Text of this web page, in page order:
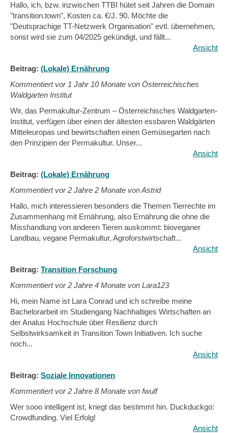
Hallo, ich, bzw. inzwischen TTBI hütet seit Jahren die Domain
"transition.town", Kosten ca. €/J. 90. Möchte die
"Deutsprachige TT-Netzwerk Organisation" evtl. übernehmen,
sonst wird sie zum 04/2025 gekündigt, und fällt...
Ansicht
Beitrag: (Lokale) Ernährung
Kommentiert vor 1 Jahr 10 Monate von Österreichisches
Waldgarten Institut
Wir, das Permakultur-Zentrum – Österreichisches Waldgarten-
Institut, verfügen über einen der ältesten essbaren Waldgärten
Mitteleuropas und bewirtschaften einen Gemüsegarten nach
den Prinzipien der Permakultur. Unser...
Ansicht
Beitrag: (Lokale) Ernährung
Kommentiert vor2 Jahre 2 Monate von Astrid
Hallo, mich interessieren besonders die Themen Tierrechte im
Zusammenhang mit Ernährung, also Ernährung die ohne die
Misshandlung von anderen Tieren auskommt: bioveganer
Landbau, vegane Permakultur, Agroforstwirtschaft...
Ansicht
Beitrag: Transition Forschung
Kommentiert vor2 Jahre 4 Monate von Lara123
Hi, mein Name ist Lara Conrad und ich schreibe meine
Bachelorarbeit im Studiengang Nachhaltiges Wirtschaften an
der Analus Hochschule über Resilienz durch
Selbstwirksamkeit in Transition Town Initiativen. Ich suche
noch...
Ansicht
Beitrag: Soziale Innovationen
Kommentiert vor2 Jahre 8 Monate von fwulf
Wer sooo intelligent ist, kriegt das bestimmt hin. Duckduckgo:
Crowdfunding. Viel Erfolg!
Ansicht